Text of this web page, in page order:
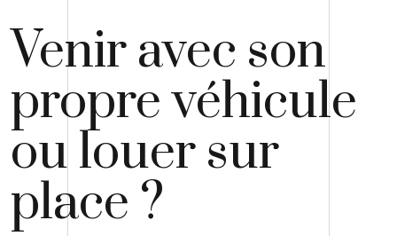
Venir avec son
propre véhicule
ou louer sur
place ?